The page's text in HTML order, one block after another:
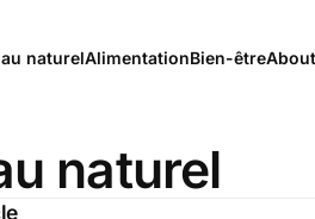
naturelAlimentationBien-être
naturel